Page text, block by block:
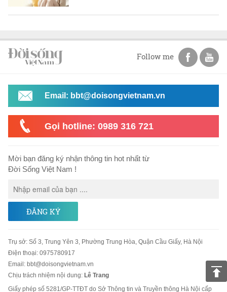
Follow me
Email: bbt@doisongvietnam.vn
Gọi hotline: 0989 316 721
Mời bạn đăng ký nhận thông tin hot nhất từ
Đời Sống Việt Nam !
ĐĂNG KÝ
Trụ sở: Số 3, Trung Yên 3, Phường Trung Hòa, Quận Cầu Giấy, Hà Nội
Điện thoại: 0975780917
Email : bbt@doisongvietnam.vn
Chịu trách nhiệm nội dung: Lê Trang
Giấy phép số 5281/GP-TTĐT do Sở Thông tin và Truyền thông Hà Nội cấp